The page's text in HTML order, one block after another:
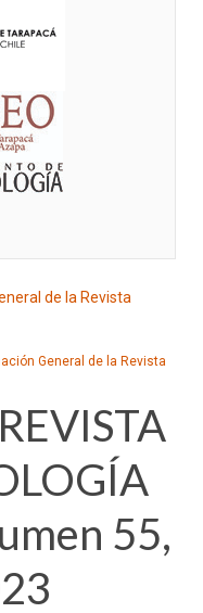
de la Revista
General de la Revista
55,